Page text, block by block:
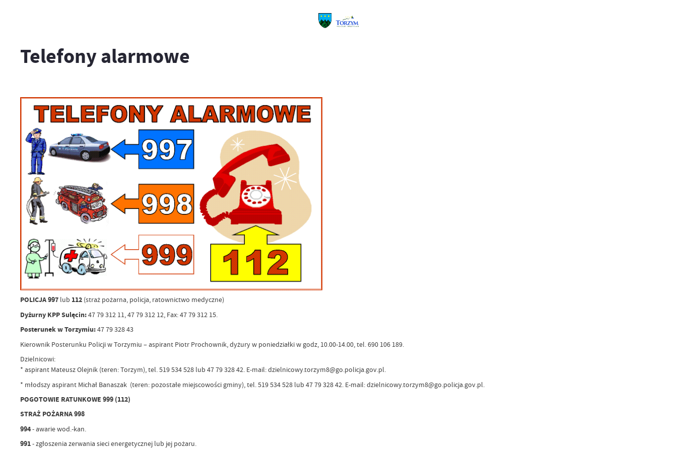
Telefony alarmowe
POLICJA 997lub 112(straż pożarna, policja, ratownictwo medyczne)
Dyżurny KPP Sulęcin:47 79 312 11, 47 79 312 12, Fax: 47 79 312 15.
Posterunek w Torzymiu:47 79 328 43
Kierownik Posterunku Policji w Torzymiu – aspirant Piotr Prochownik, dyżury w poniedziałki w godz, 10.00-14.00, tel. 690 106 189.
Dzielnicowi:
* aspirant Mateusz Olejnik (teren: Torzym), tel. 519 534 528 lub 47 79 328 42. E-mail: dzielnicowy.torzym8@go.policja.gov.pl.
* młodszy aspirant Michał Banaszak (teren: pozostałe miejscowości gminy), tel. 519 534 528 lub 47 79 328 42. E-mail: dzielnicowy.torzym8@go.policja.gov.pl.
POGOTOWIE RATUNKOWE 999 (112)
STRAŻ POŻARNA 998
994- awarie wod.-kan.
991- zgłoszenia zerwania sieci energetycznej lub jej pożaru.